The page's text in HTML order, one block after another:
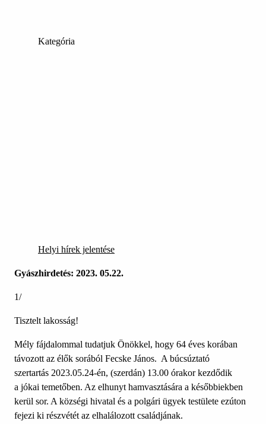
Kategória
Helyi hírek jelentése
Gyászhirdetés: 2023. 05.22.
1/
Tisztelt lakosság!
Mély fájdalommal tudatjuk Önökkel, hogy 64 éves korában
távozott az élők sorából Fecske János. A búcsúztató
szertartás 2023.05.24-én, (szerdán) 13.00 órakor kezdődik
a jókai temetőben. Az elhunyt hamvasztására a későbbiekben
kerül sor. A községi hivatal és a polgári ügyek testülete ezúton
fejezi ki részvétét az elhalálozott családjának.